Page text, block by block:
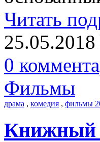
Читать
25.05.2018
0
Фильмы
драма , комедия , фильмы
Книжный